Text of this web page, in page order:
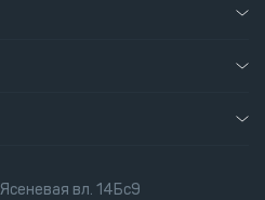
вл. 14Бс9